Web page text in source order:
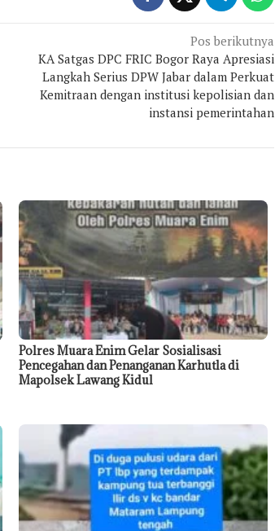
Pos berikutnya
KA Satgas DPC FRIC Bogor Raya Apresiasi
Langkah Serius DPW Jabar dalam Perkuat
Kemitraan dengan institusi kepolisian dan
instansi pemerintahan
Polres Muara Enim Gelar Sosialisasi
Pencegahan dan Penanganan Karhutla di
Mapolsek Lawang Kidul